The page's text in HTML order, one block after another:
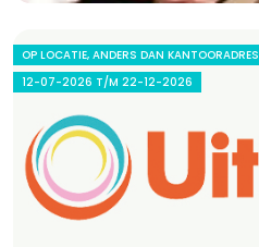
OP LOCATIE, ANDERS DAN KANTOORADRES
12-07-2026 T/M 22-12-2026